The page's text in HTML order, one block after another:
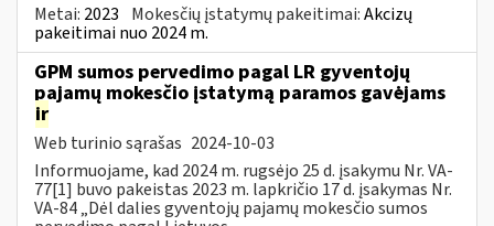
Metai: 2023 Mokesčių įstatymų pakeitimai:Akcizų
pakeitimai nuo 2024 m.
GPM sumos pervedimo pagal LR gyventojų
pajamų mokesčio įstatymą paramos gavėjams
ir
Web turinio sąrašas 2024-10-03
Informuojame, kad 2024 m. rugsėjo 25 d. įsakymu Nr. VA-
77[1] buvo pakeistas 2023 m. lapkričio 17 d. įsakymas Nr.
VA-84 „Dėl dalies gyventojų pajamų mokesčio sumos